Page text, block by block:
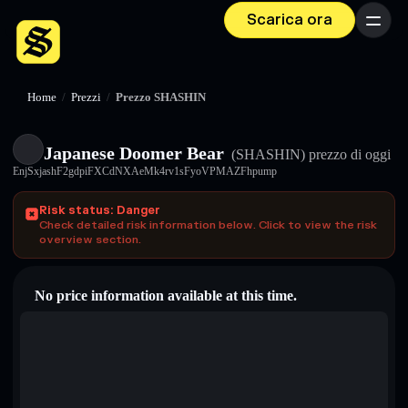
Scarica ora Menu
Home / Prezzi / Prezzo SHASHIN
Japanese Doomer Bear (SHASHIN) prezzo di oggi
EnjSxjashF2gdpiFXCdNXAeMk4rv1sFyoVPMAZFhpump
Risk status: Danger
Check detailed risk information below. Click to view the risk
overview section.
No price information available at this time.